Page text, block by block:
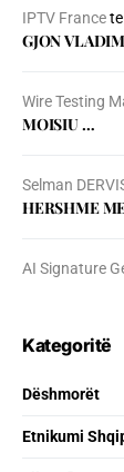
IPTV Francete
GJON
Wire Testing
MOISIU …
Selman
HERSHME
AI Signature
Kategoritë
Dëshmorët
Etnikumi